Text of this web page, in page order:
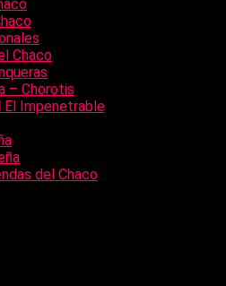
Chaco
– Chorotis
El Impenetrable
del Chaco